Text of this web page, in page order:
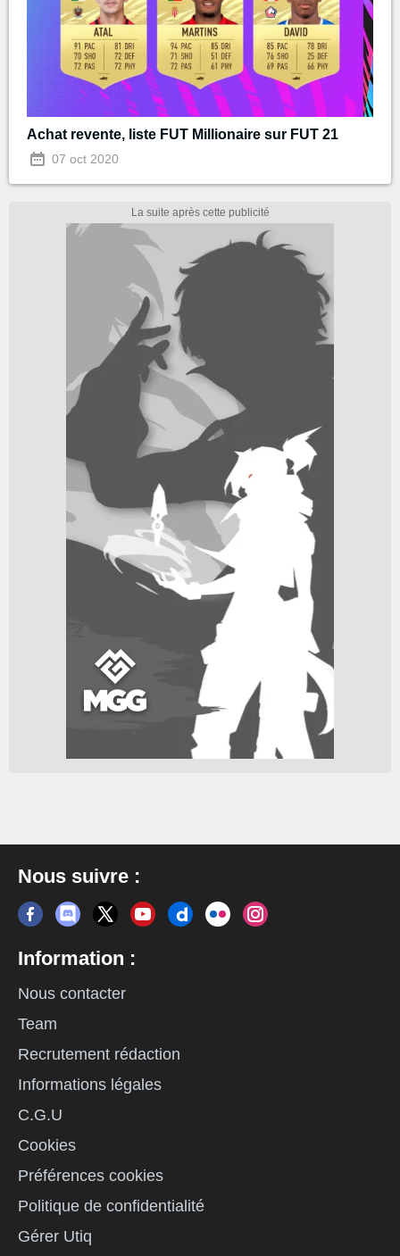
Achat revente, liste FUT Millionaire sur FUT 21
07 oct 2020
Nous suivre :
Information :
Nous contacter
Team
Recrutement rédaction
Informations légales
C.G.U
Cookies
Préférences cookies
Politique de confidentialité
Gérer Utiq